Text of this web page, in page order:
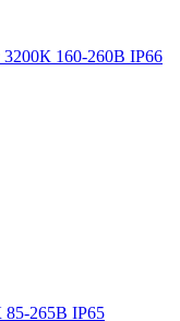
160-260В IP66
85-265В IP65